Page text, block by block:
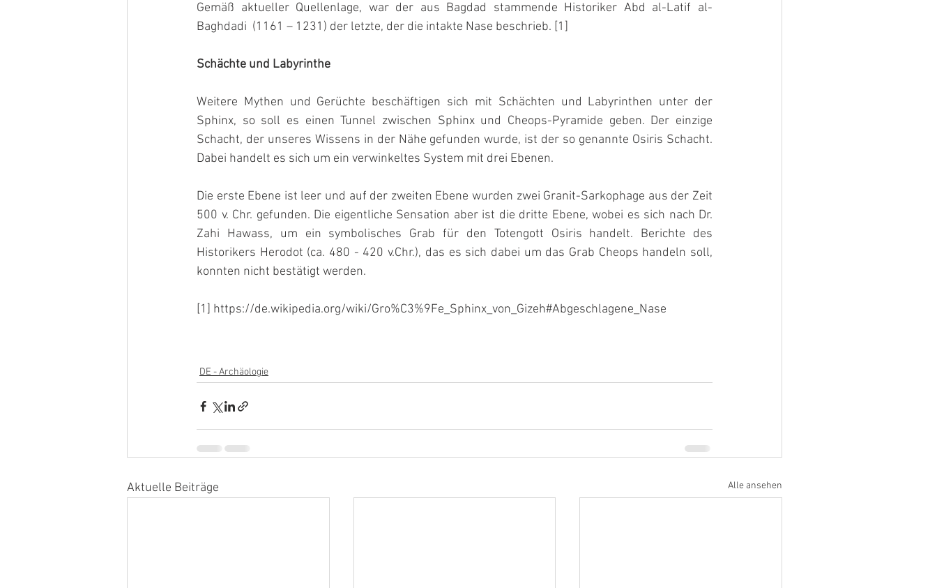
Gemäß aktueller Quellenlage, war der aus Bagdad stammende Historiker Abd al-Latif al-
Baghdadi  (1161 – 1231) der letzte, der die intakte Nase beschrieb. [1]
Schächte und Labyrinthe
Weitere Mythen und Gerüchte beschäftigen sich mit Schächten und Labyrinthen unter der
Sphinx, so soll es einen Tunnel zwischen Sphinx und Cheops-Pyramide geben. Der einzige
Schacht, der unseres Wissens in der Nähe gefunden wurde, ist der so genannte Osiris Schacht.
Dabei handelt es sich um ein verwinkeltes System mit drei Ebenen.
Die erste Ebene ist leer und auf der zweiten Ebene wurden zwei Granit-Sarkophage aus der Zeit
500 v. Chr. gefunden. Die eigentliche Sensation aber ist die dritte Ebene, wobei es sich nach Dr.
Zahi Hawass, um ein symbolisches Grab für den Totengott Osiris handelt. Berichte des
Historikers Herodot (ca. 480 - 420 v.Chr.), das es sich dabei um das Grab Cheops handeln soll,
konnten nicht bestätigt werden.
[1] https://de.wikipedia.org/wiki/Gro%C3%9Fe_Sphinx_von_Gizeh#Abgeschlagene_Nase
DE - Archäologie
Aktuelle Beiträge Alle ansehen